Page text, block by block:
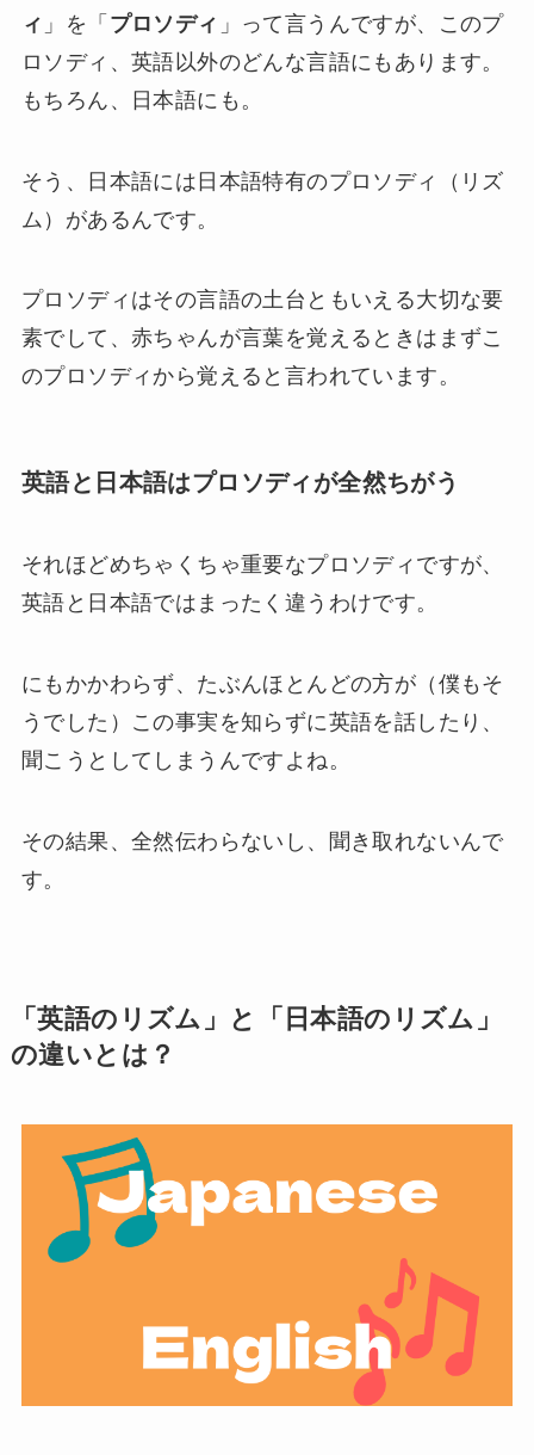
ィ 」を「 プロソディ 」って言うんですが、このプ
ロソディ、英語以外のどんな言語にもあります。
もちろん、日本語にも。
そう、日本語には日本語特有のプロソディ（リズ
ム）があるんです。
プロソディはその言語の土台ともいえる大切な要
素でして、赤ちゃんが言葉を覚えるときはまずこ
のプロソディから覚えると言われています。
英語と日本語はプロソディが全然ちがう
それほどめちゃくちゃ重要なプロソディですが、
英語と日本語ではまったく違うわけです。
にもかかわらず、たぶんほとんどの方が（僕もそ
うでした）この事実を知らずに英語を話したり、
聞こうとしてしまうんですよね。
その結果、全然伝わらないし、聞き取れないんで
す。
「英語のリズム」と「日本語のリズム」
の違いとは？